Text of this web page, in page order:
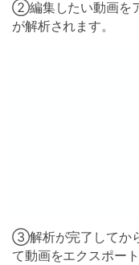
➁編集したい動画を
が解析されます。
③解析が完了してか
て動画をエクスポー